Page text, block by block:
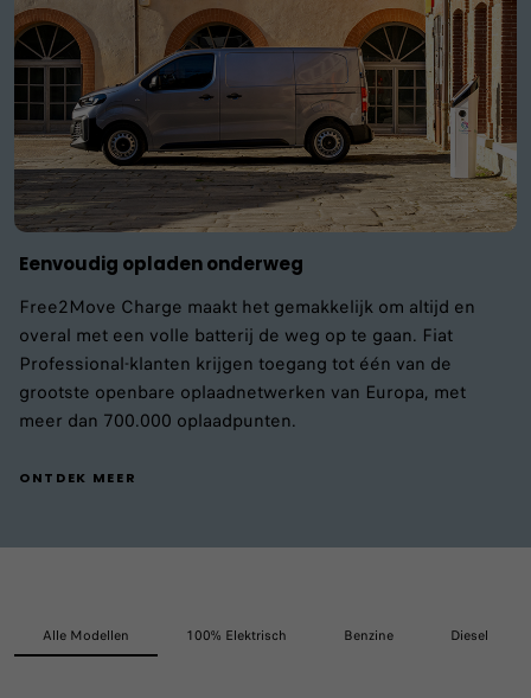
Eenvoudig opladen onderweg
Free2Move Charge maakt het gemakkelijk om altijd en
overal met een volle batterij de weg op te gaan. Fiat
Professional-klanten krijgen toegang tot één van de
grootste openbare oplaadnetwerken van Europa, met
meer dan 700.000 oplaadpunten.
ONTDEK MEER
Alle Modellen 100% Elektrisch Benzine Diesel